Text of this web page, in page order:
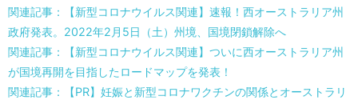
関連記事：【新型コロナウイルス関連】速報！西オーストラリア州
政府発表。2022年2月5日（土）州境、国境閉鎖解除へ
関連記事：【新型コロナウイルス関連】ついに西オーストラリア州
が国境再開を目指したロードマップを発表！
関連記事：【PR】妊娠と新型コロナワクチンの関係とオーストラリ